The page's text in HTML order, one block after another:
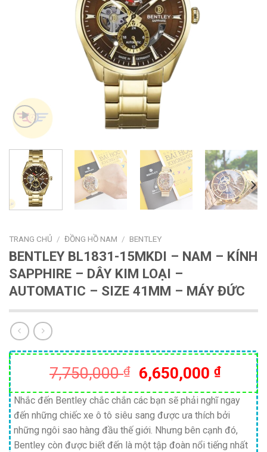
TRANG CHỦ / ĐỒNG HỒ NAM / BENTLEY
BENTLEY BL1831-15MKDI – NAM – KÍNH
SAPPHIRE – DÂY KIM LOẠI –
AUTOMATIC – SIZE 41MM – MÁY ĐỨC
7,750,000₫
Giá
gốc
là:
7,750,000 ₫.
6,650,000 ₫Giá
hiện
tại
là:
Nhắc đến Bentley chắc chắn các bạn sẽ phải nghĩ ngay
đến những chiếc xe ô tô siêu sang được ưa thích bởi
những ngôi sao hàng đầu thế giới. Nhưng bên cạnh đó,
Bentley còn được biết đến là một tập đoàn nổi tiếng nhất